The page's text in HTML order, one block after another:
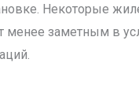
Некоторые
заметным в